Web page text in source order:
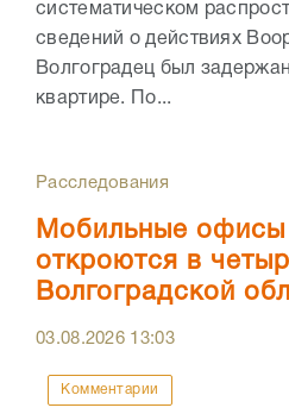
систематическом
сведений о действиях
Волгоградец был
квартире. По...
Расследования
Мобильные
откроются в
Волгоградской
03.08.2026 13:03
Комментарии